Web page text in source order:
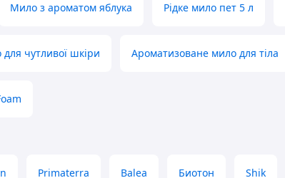
Мило з ароматом яблука Рідке мило пет 5 л
чутливої шкіри Ароматизоване мило для тіла
Primaterra Balea Биотон Shik